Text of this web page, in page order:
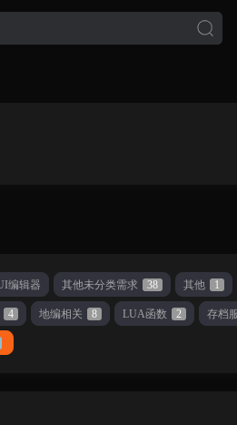
编辑器 其他未分类需求 38 其他 1
4 地编相关 8 LUA函数 2 存档